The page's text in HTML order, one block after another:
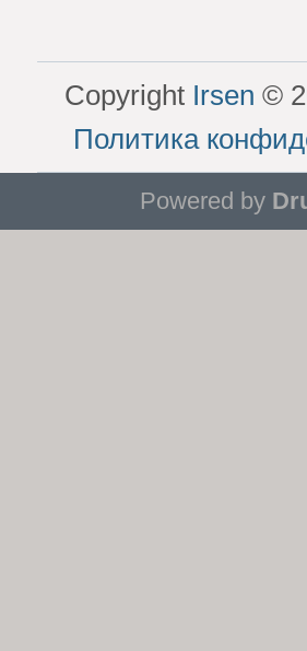
Copyright Irsen ©
Политика
Powered by